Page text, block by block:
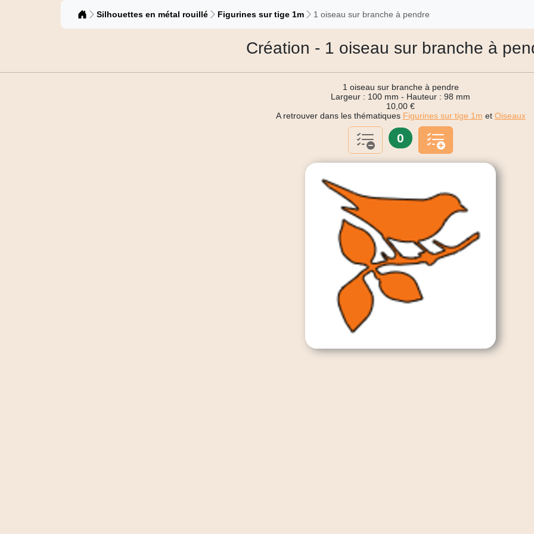
Catalogue
Silhouettes en métal rouillé Figurines sur tige 1m 1 oiseau sur branche à pendre
Création - 1 oiseau sur branche à
1 oiseau sur branche à pendre
Largeur : 100 mm - Hauteur : 98 mm
10,00 €
A retrouver dans les thématiques Figurines sur tige 1m et Oiseaux
0